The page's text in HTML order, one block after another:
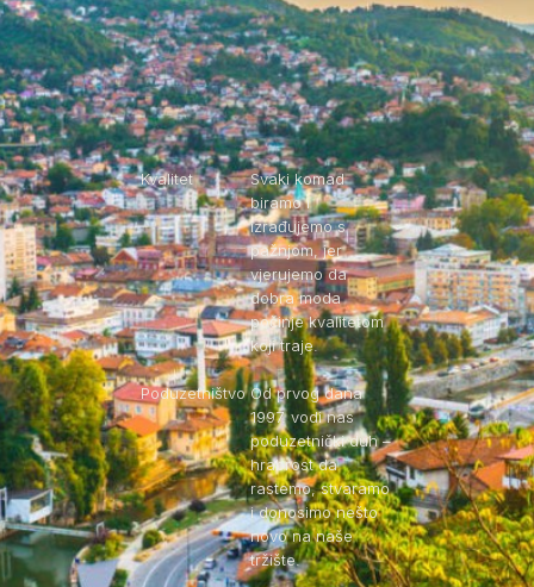
Kvalitet
Svaki komad
biramo i
izrađujemo s
pažnjom, jer
vjerujemo da
dobra moda
počinje kvalitetom
koji traje.
Poduzetništvo Od prvog dana
1997. vodi nas
poduzetnički duh –
hrabrost da
rastemo, stvaramo
i donosimo nešto
novo na naše
tržište.